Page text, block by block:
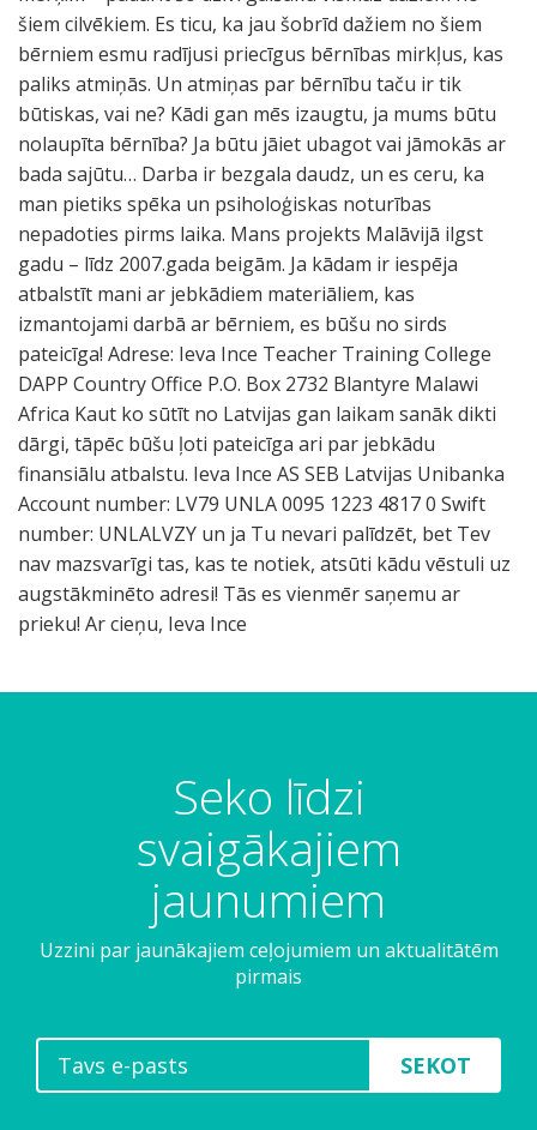
šiem cilvēkiem. Es ticu, ka jau šobrīd dažiem no šiem
bērniem esmu radījusi priecīgus bērnības mirkļus, kas
paliks atmiņās. Un atmiņas par bērnību taču ir tik
būtiskas, vai ne? Kādi gan mēs izaugtu, ja mums būtu
nolaupīta bērnība? Ja būtu jāiet ubagot vai jāmokās ar
bada sajūtu… Darba ir bezgala daudz, un es ceru, ka
man pietiks spēka un psiholoģiskas noturības
nepadoties pirms laika. Mans projekts Malāvijā ilgst
gadu – līdz 2007.gada beigām. Ja kādam ir iespēja
atbalstīt mani ar jebkādiem materiāliem, kas
izmantojami darbā ar bērniem, es būšu no sirds
pateicīga! Adrese: Ieva Ince Teacher Training College
DAPP Country Office P.O. Box 2732 Blantyre Malawi
Africa Kaut ko sūtīt no Latvijas gan laikam sanāk dikti
dārgi, tāpēc būšu ļoti pateicīga ari par jebkādu
finansiālu atbalstu. Ieva Ince AS SEB Latvijas Unibanka
Account number: LV79 UNLA 0095 1223 4817 0 Swift
number: UNLALVZY un ja Tu nevari palīdzēt, bet Tev
nav mazsvarīgi tas, kas te notiek, atsūti kādu vēstuli uz
augstākminēto adresi! Tās es vienmēr saņemu ar
prieku! Ar cieņu, Ieva Ince
Seko līdzi
svaigākajiem
jaunumiem
Uzzini par jaunākajiem ceļojumiem un aktualitātēm
pirmais
SEKOT